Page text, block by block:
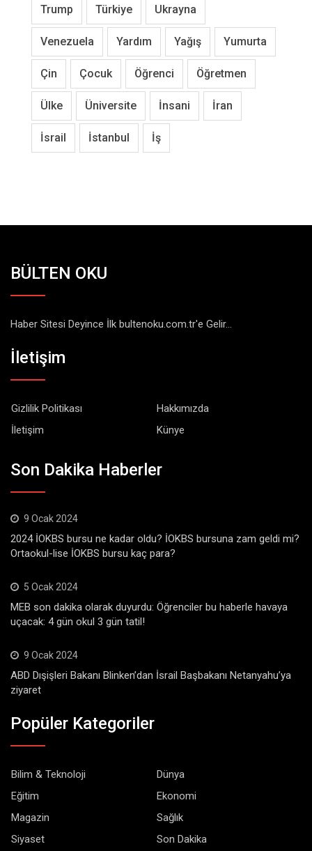
Trump Türkiye Ukrayna
Venezuela Yardım Yağış Yumurta
Çin Çocuk Öğrenci Öğretmen
Ülke Üniversite İnsani İran
İsrail İstanbul İş
BÜLTEN OKU
Haber Sitesi Deyince İlk bultenoku.com.tr'e Gelir...
İletişim
Gizlilik Politikası
Hakkımızda
İletişim
Künye
Son Dakika Haberler
9 Ocak 2024
2024 İOKBS bursu ne kadar oldu? İOKBS bursuna zam geldi mi?
Ortaokul-lise İOKBS bursu kaç para?
5 Ocak 2024
MEB son dakika olarak duyurdu: Öğrenciler bu haberle havaya
uçacak: 4 gün okul 3 gün tatil!
9 Ocak 2024
ABD Dışişleri Bakanı Blinken’dan İsrail Başbakanı Netanyahu’ya
ziyaret
Popüler Kategoriler
Bilim & Teknoloji
Dünya
Eğitim
Ekonomi
Magazin
Sağlık
Siyaset
Son Dakika